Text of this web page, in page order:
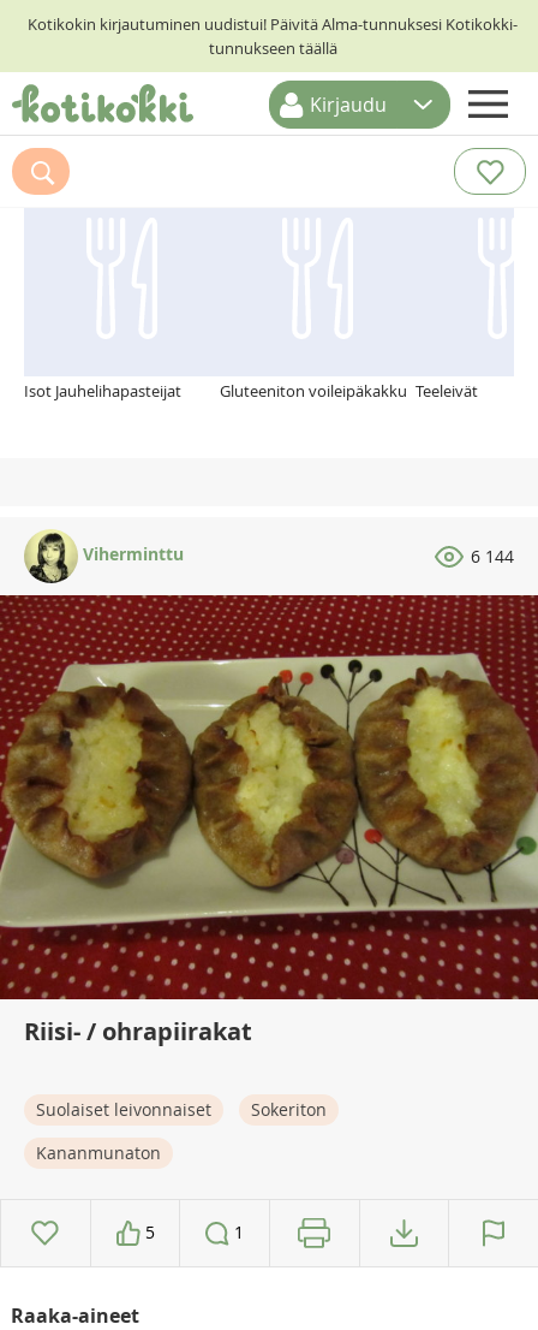
Kotikokin kirjautuminen uudistui! Päivitä Alma-tunnuksesi Kotikokki-
tunnukseen täällä
ETUSIVU
RESEPTIHAKU
Kirjaudu
Suosittelemme myös
Isot Jauhelihapasteijat Gluteeniton voileipäkakku Teeleivät
Viherminttu 6 144
Riisi- / ohrapiirakat
Suolaiset leivonnaiset
Sokeriton
Kananmunaton
5 1
Raaka-aineet